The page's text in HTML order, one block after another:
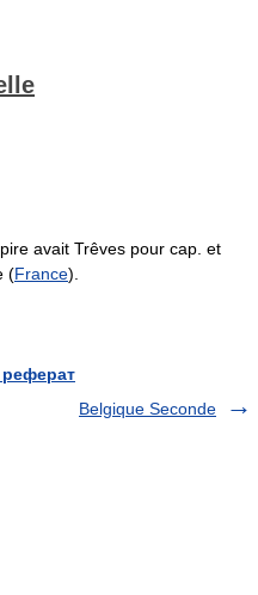
avait Trêves pour cap. et
(France).
Belgique Seconde